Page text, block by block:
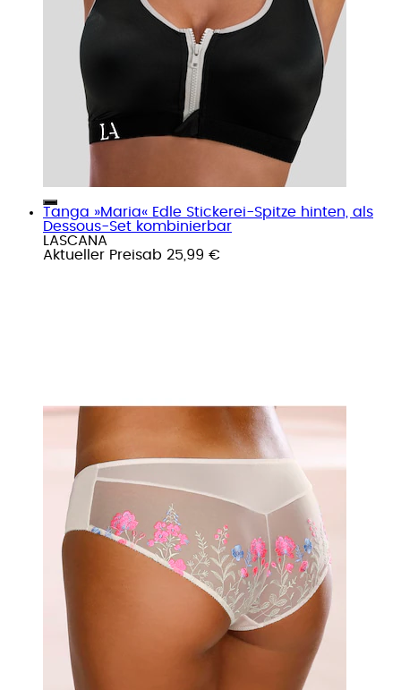
Tanga »Maria« Edle Stickerei-Spitze hinten, als
Dessous-Set kombinierbar
LASCANA
Aktueller Preisab 25,99 €